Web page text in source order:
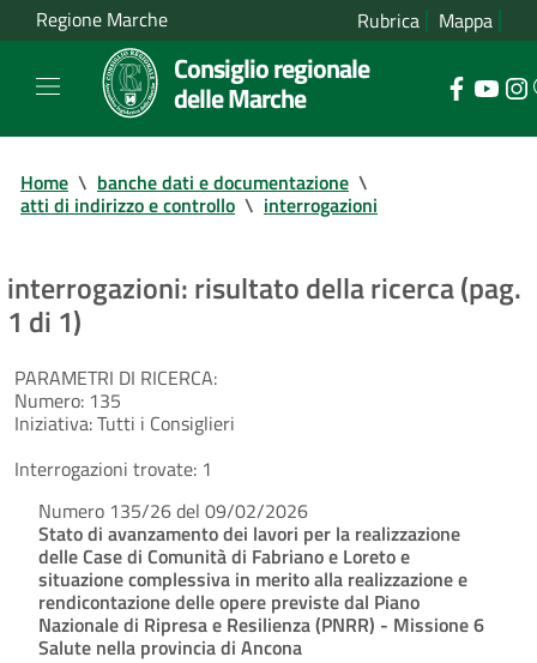
Regione Marche Rubrica Mappa
Consiglio regionale
delle Marche
Home \ banche dati e documentazione \
atti di indirizzo e controllo \ interrogazioni
interrogazioni: risultato della ricerca (pag.
1 di 1)
PARAMETRI DI RICERCA:
Numero: 135
Iniziativa:Tutti i Consiglieri
Interrogazioni trovate: 1
Numero 135/26 del 09/02/2026
Stato di avanzamento dei lavori per la realizzazione
delle Case di Comunità di Fabriano e Loreto e
situazione complessiva in merito alla realizzazione e
rendicontazione delle opere previste dal Piano
Nazionale di Ripresa e Resilienza (PNRR) - Missione 6
Salute nella provincia di Ancona